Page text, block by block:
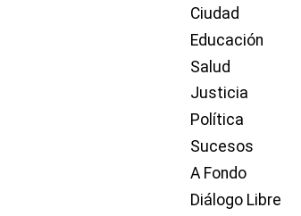
Ciudad
Educación
Salud
Justicia
Política
Sucesos
A Fondo
Diálogo Libre